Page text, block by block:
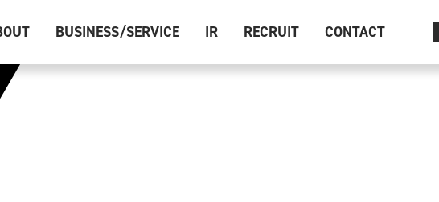
BUSINESS/SERVICE IR RECRUIT CONTACT